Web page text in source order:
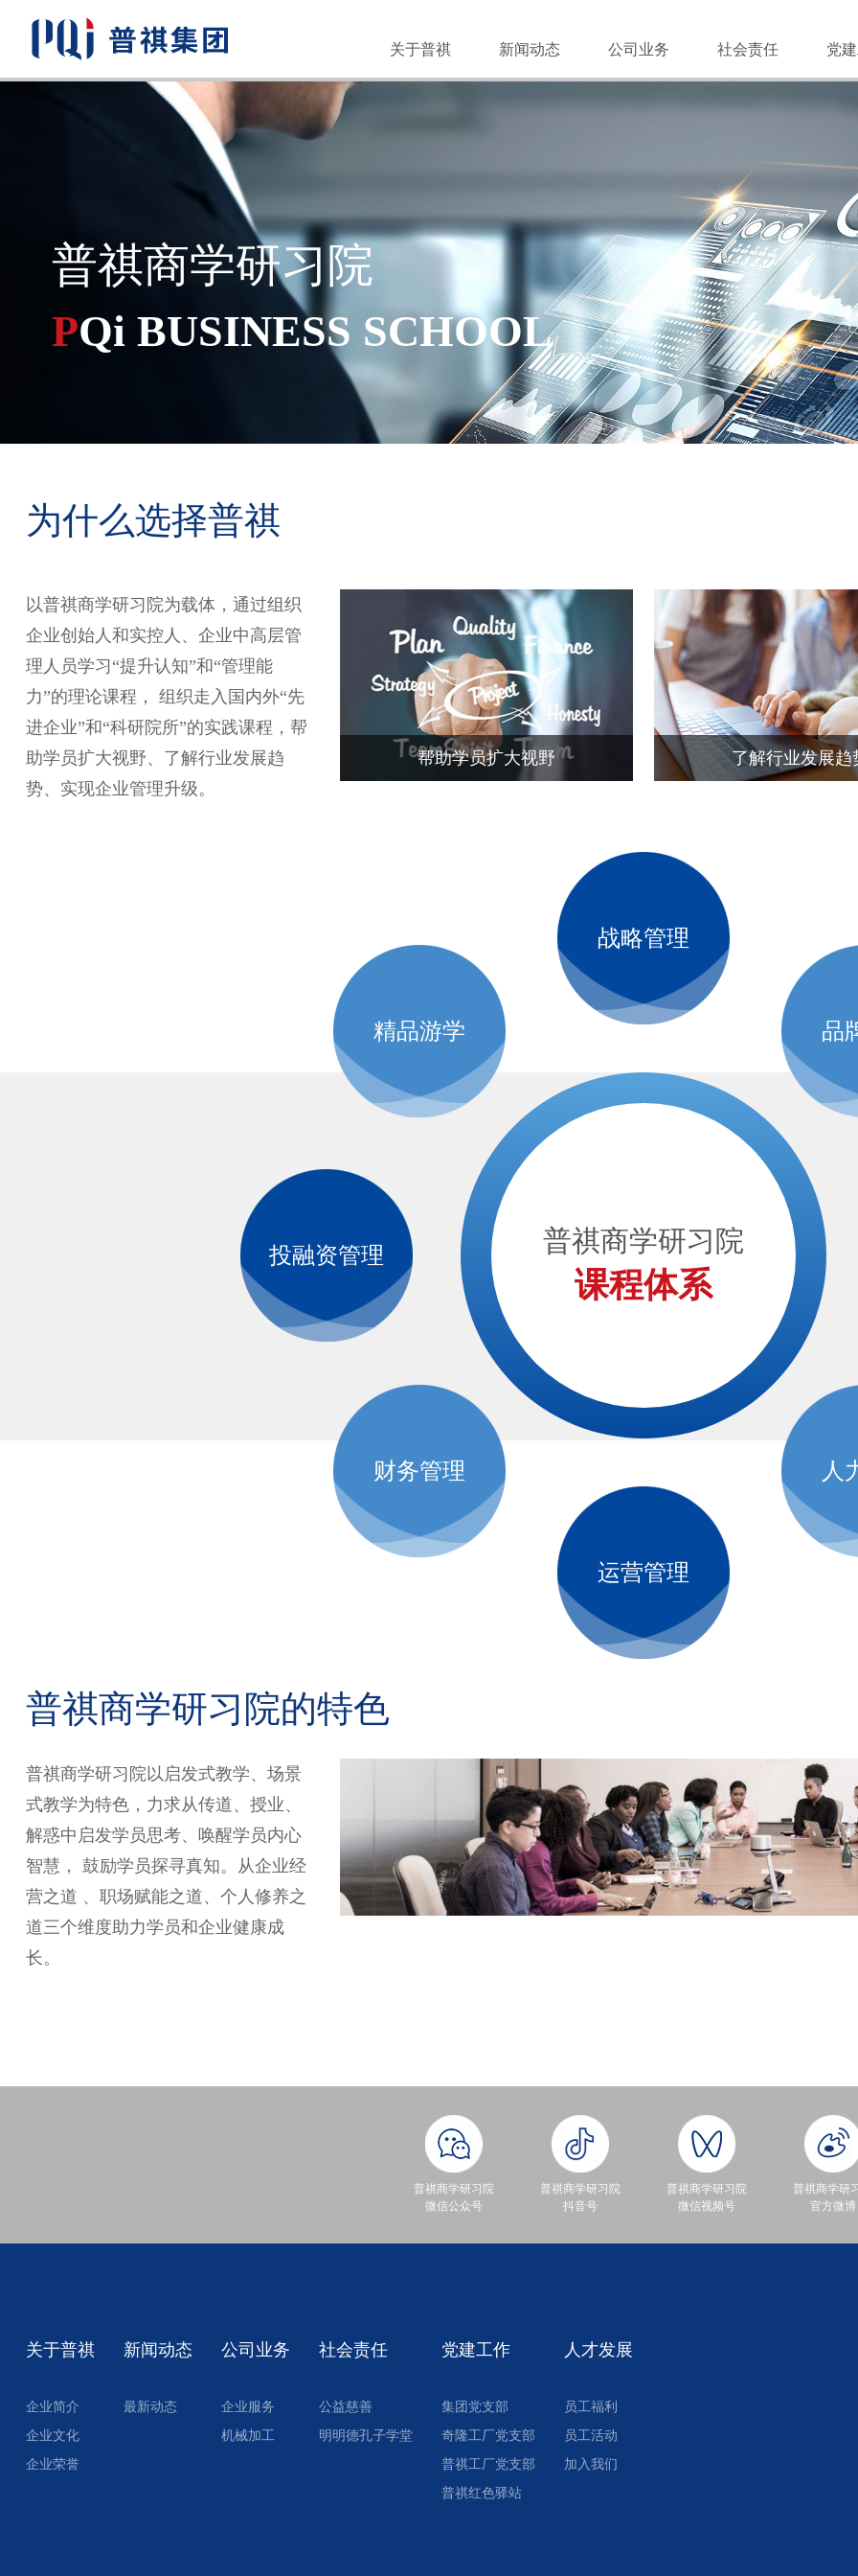
关于普祺 新闻动态 公司业务 社会责任 党
普祺商学研习院
PQi BUSINESS SCHOOL
为什么选择普祺
以普祺商学研习院为载体，通过组织
企业创始人和实控人、企业中高层管
理人员学习“提升认知”和“管理能
力”的理论课程， 组织走入国内外“先
进企业”和“科研院所”的实践课程，帮
助学员扩大视野、了解行业发展趋
势、实现企业管理升级。
帮助学员扩大视野 了解行业发展趋
普祺商学研习院
课程体系
战略管理
精品游学 品
投融资管理
财务管理 人
运营管理
普祺商学研习院的特色
普祺商学研习院以启发式教学、场景
式教学为特色，力求从传道、授业、
解惑中启发学员思考、唤醒学员内心
智慧， 鼓励学员探寻真知。从企业经
营之道 、职场赋能之道、个人修养之
道三个维度助力学员和企业健康成
长。
普祺商学研习院
微信公众号
普祺商学研习院
抖音号
普祺商学研习院
微信视频号
普祺商学研
官方微博
关于普祺
企业简介
企业文化
企业荣誉
新闻动态
最新动态
公司业务
企业服务
机械加工
社会责任
公益慈善
明明德孔子学堂
党建工作
集团党支部
奇隆工厂党支部
普祺工厂党支部
普祺红色驿站
人才发展
员工福利
员工活动
加入我们